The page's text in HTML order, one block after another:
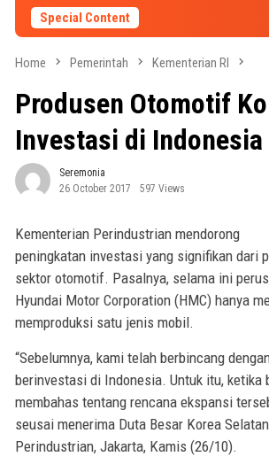
Special Content
Home Pemerintah Kementerian RI
Produsen Otomotif
Investasi di Indonesia
Seremonia
26 October 2017
597 Views
Kementerian Perindustrian mendorong
peningkatan investasi yang signifikan dari
sektor otomotif. Pasalnya, selama ini
Hyundai Motor Corporation (HMC) hanya
memproduksi satu jenis mobil.
“Sebelumnya, kami telah berbincang
berinvestasi di Indonesia. Untuk itu, ketika
membahas tentang rencana ekspansi
seusai menerima Duta Besar Korea
Perindustrian, Jakarta, Kamis (26/10).